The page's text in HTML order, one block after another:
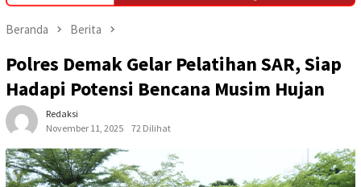
Beranda Berita
Polres Demak Gelar Pelatihan SAR, Siap
Hadapi Potensi Bencana Musim Hujan
Redaksi
November 11, 2025
72 Dilihat